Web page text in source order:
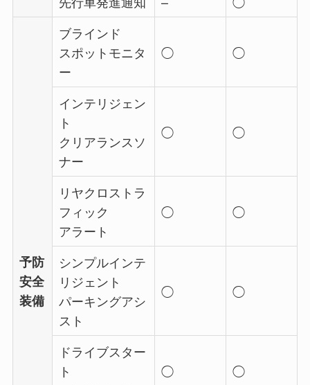
予防
安全
装備
ブラインド
スポットモニタ
ー
◯ ◯
インテリジェン
ト
クリアランスソ
ナー
◯ ◯
リヤクロストラ
フィック
アラート
◯ ◯
シンプルインテ
リジェント
パーキングアシ
スト
◯ ◯
ドライブスター
ト
◯ ◯